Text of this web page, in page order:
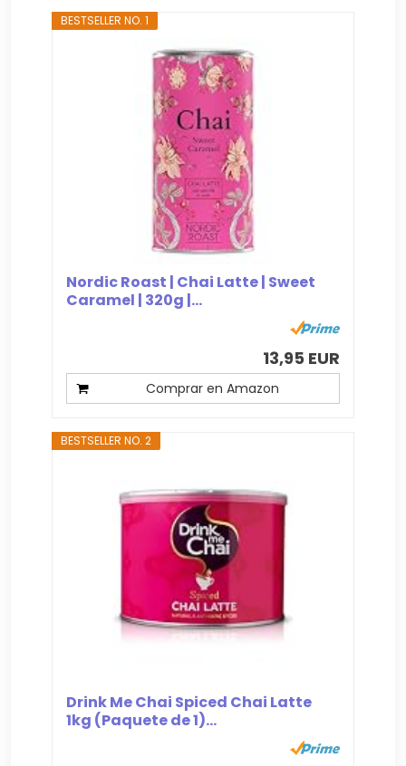
BESTSELLER NO. 1
Nordic Roast | Chai Latte | Sweet
Caramel | 320g |...
13,95 EUR
Comprar en Amazon
BESTSELLER NO. 2
Drink Me Chai Spiced Chai Latte
1kg (Paquete de 1)...